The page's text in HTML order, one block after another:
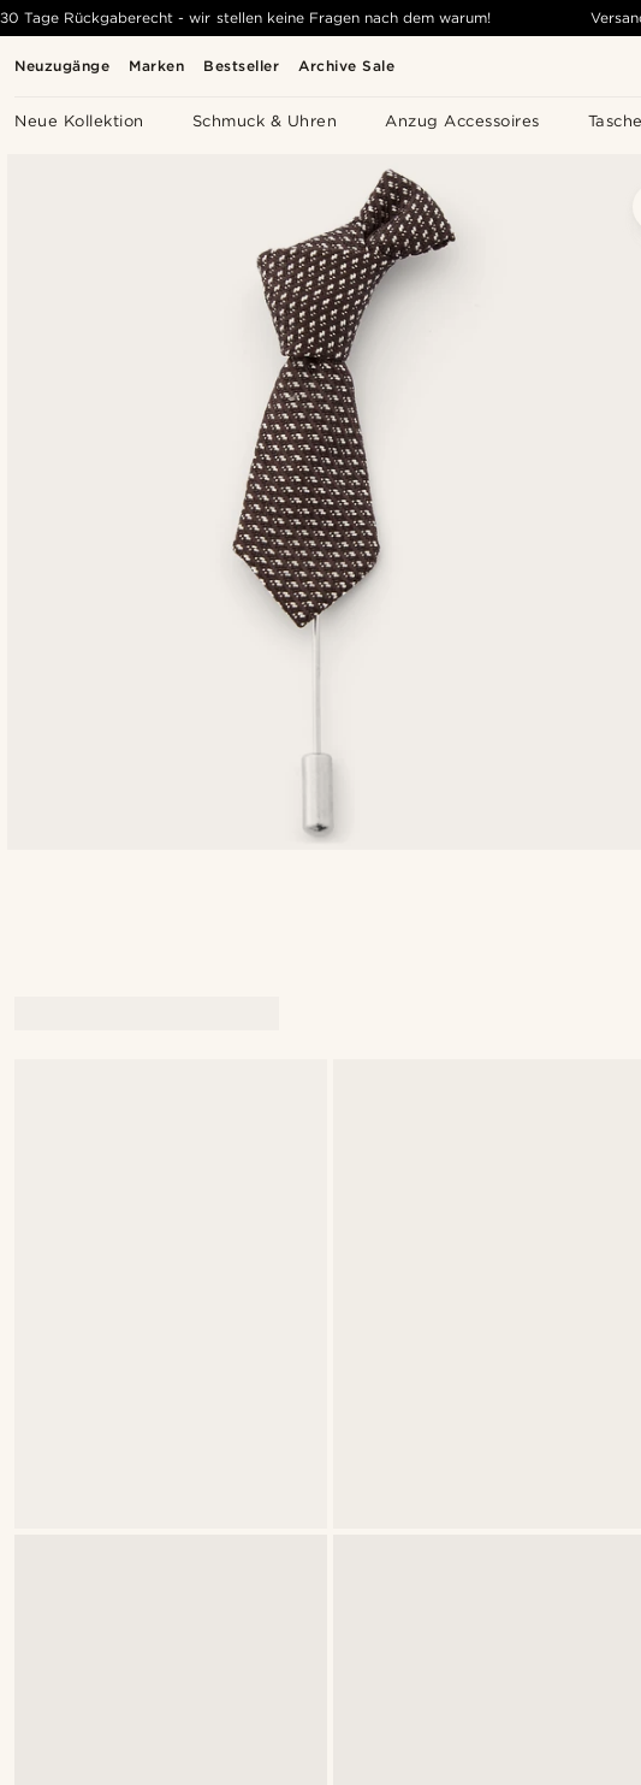
Neuzugänge Marken Bestseller Archive Sale
Neue Kollektion Schmuck & Uhren Anzug Accessoires
30 Tage Rückgaberecht - wir stellen keine Fragen nach dem warum!